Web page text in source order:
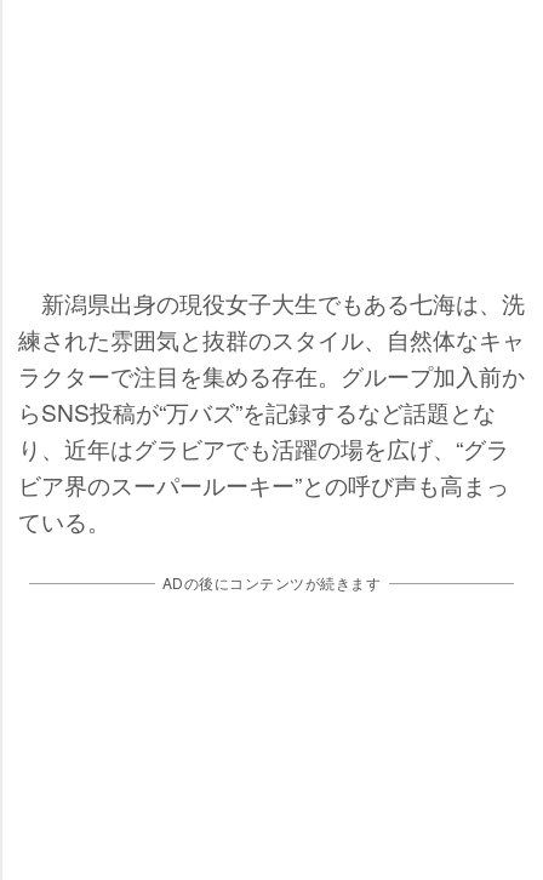
新潟県出身の現役女子大生でもある七海は、洗
練された雰囲気と抜群のスタイル、自然体なキャ
ラクターで注目を集める存在。グループ加入前か
らSNS投稿が“万バズ”を記録するなど話題とな
り、近年はグラビアでも活躍の場を広げ、“グラ
ビア界のスーパールーキー”との呼び声も高まっ
ている。
ADの後にコンテンツが続きます